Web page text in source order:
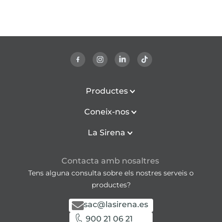
Productes
Coneix-nos
La Sirena
Contacta amb nosaltres
Tens alguna consulta sobre els nostres serveis o
productes?
sac@lasirena.es
900 21 06 21